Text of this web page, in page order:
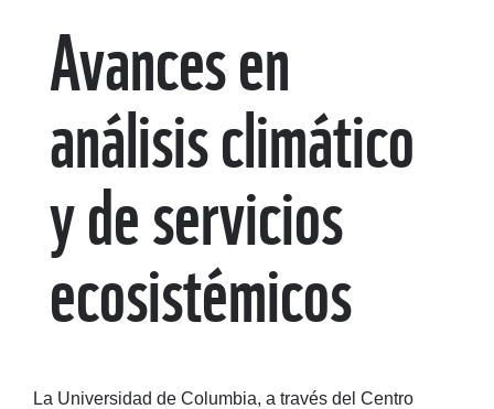
Avances en
análisis climático
y de servicios
ecosistémicos
La Universidad de Columbia, a través del Centro